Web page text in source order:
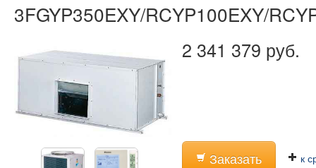
3FGYP350EXY/RCYP100EXY/
2 341 379 руб.
Заказать к